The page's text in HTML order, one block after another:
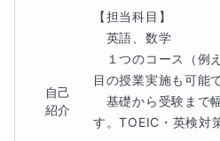
基礎を完璧に固めることが重要
「こういった点」
指導を進めていきま
私の授業では、納得がゆくまで
自己
紹介
【担当科目】
英語、数学
１つのコース（例
目の授業実施も可能
基礎から受験まで
す。TOEIC・英検対